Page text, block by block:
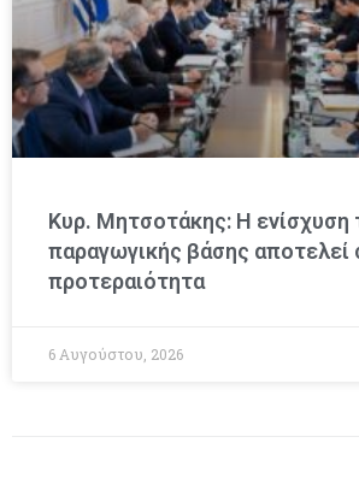
Κυρ. Μητσοτάκης: Η ενίσχυση
παραγωγικής βάσης αποτελεί
προτεραιότητα
6 Αυγούστου, 2026